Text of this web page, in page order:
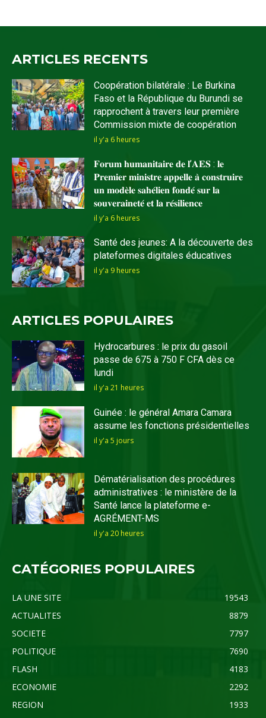
ARTICLES RECENTS
Coopération bilatérale : Le Burkina
Faso et la République du Burundi se
rapprochent à travers leur première
Commission mixte de coopération
il y'a 6 heures
𝐅𝐨𝐫𝐮𝐦 𝐡𝐮𝐦𝐚𝐧𝐢𝐭𝐚𝐢𝐫𝐞 𝐝𝐞 𝐥’𝐀𝐄𝐒 : 𝐥𝐞
𝐏𝐫𝐞𝐦𝐢𝐞𝐫 𝐦𝐢𝐧𝐢𝐬𝐭𝐫𝐞 𝐚𝐩𝐩𝐞𝐥𝐥𝐞 𝐚̀ 𝐜𝐨𝐧𝐬𝐭𝐫𝐮𝐢𝐫𝐞
𝐮𝐧 𝐦𝐨𝐝𝐞̀𝐥𝐞 𝐬𝐚𝐡𝐞́𝐥𝐢𝐞𝐧 𝐟𝐨𝐧𝐝𝐞́ 𝐬𝐮𝐫 𝐥𝐚
𝐬𝐨𝐮𝐯𝐞𝐫𝐚𝐢𝐧𝐞𝐭𝐞́ 𝐞𝐭 𝐥𝐚 𝐫𝐞́𝐬𝐢𝐥𝐢𝐞𝐧𝐜𝐞
il y'a 6 heures
Santé des jeunes: A la découverte des
plateformes digitales éducatives
il y'a 9 heures
ARTICLES POPULAIRES
Hydrocarbures : le prix du gasoil
passe de 675 à 750 F CFA dès ce
lundi
il y'a 21 heures
Guinée : le général Amara Camara
assume les fonctions présidentielles
il y'a 5 jours
Dématérialisation des procédures
administratives : le ministère de la
Santé lance la plateforme e-
AGRÉMENT-MS
il y'a 20 heures
CATÉGORIES POPULAIRES
LA UNE SITE
19543
ACTUALITES
8879
SOCIETE
7797
POLITIQUE
7690
FLASH
4183
ECONOMIE
2292
REGION
1933